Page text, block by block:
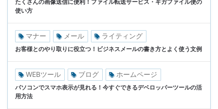
たくさんの画像送信に便利！ファイル転送サービス・ギガファイル便の
使い方
マナー メール ライティング
お客様とのやり取りに役立つ！ビジネスメールの書き方とよく使う文例
WEBツール ブログ ホームページ
パソコンでスマホ表示が見れる！今すぐできるデベロッパーツールの活
用方法